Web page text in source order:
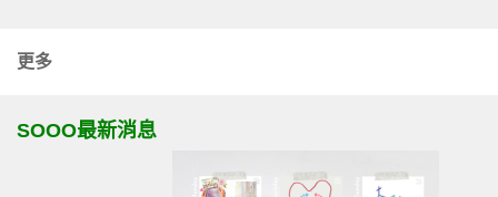
更多
SOOO最新消息